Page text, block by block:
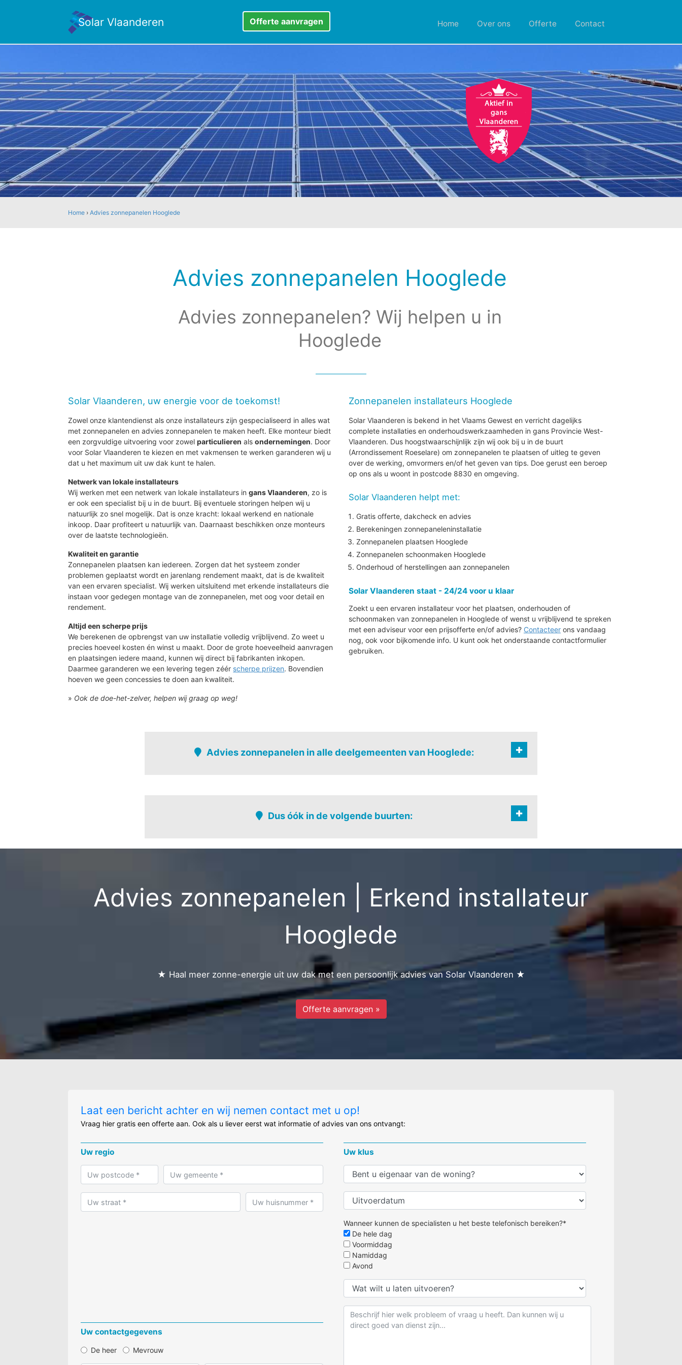
Solar Vlaanderen Offerte aanvragen Home Over ons Offerte Contact
Home ›Advies zonnepanelen Hooglede
Advies zonnepanelen Hooglede
Advies zonnepanelen? Wij helpen u in
Hooglede
Solar Vlaanderen, uw energie voor de toekomst!
Zowel onze klantendienst als onze installateurs zijn gespecialiseerd in alles wat
met zonnepanelen en advies zonnepanelen te maken heeft. Elke monteur biedt
een zorgvuldige uitvoering voor zowelparticulieren alsondernemingen. Door
voor Solar Vlaanderen te kiezen en met vakmensen te werken garanderen wij u
dat u het maximum uit uw dak kunt te halen.
Netwerk van lokale installateurs
Wij werken met een netwerk van lokale installateurs ingans Vlaanderen, zo is
er ook een specialist bij u in de buurt. Bij eventuele storingen helpen wij u
natuurlijk zo snel mogelijk. Dat is onze kracht: lokaal werkend en nationale
inkoop. Daar profiteert u natuurlijk van. Daarnaast beschikken onze monteurs
over de laatste technologieën.
Kwaliteit en garantie
Zonnepanelen plaatsen kan iedereen. Zorgen dat het systeem zonder
problemen geplaatst wordt en jarenlang rendement maakt, dat is de kwaliteit
van een ervaren specialist. Wij werken uitsluitend met erkende installateurs die
instaan voor gedegen montage van de zonnepanelen, met oog voor detail en
rendement.
Altijd een scherpe prijs
We berekenen de opbrengst van uw installatie volledig vrijblijvend. Zo weet u
precies hoeveel kosten én winst u maakt. Door de grote hoeveelheid aanvragen
en plaatsingen iedere maand, kunnen wij direct bij fabrikanten inkopen.
Daarmee garanderen we een levering tegen zéér scherpe prijzen. Bovendien
hoeven we geen concessies te doen aan kwaliteit.
» Ook de doe-het-zelver, helpen wij graag op weg!
Zonnepanelen installateurs Hooglede
Solar Vlaanderen is bekend in het Vlaams Gewest en verricht dagelijks
complete installaties en onderhoudswerkzaamheden in gans Provincie West-
Vlaanderen. Dus hoogstwaarschijnlijk zijn wij ook bij u in de buurt
(Arrondissement Roeselare) om zonnepanelen te plaatsen of uitleg te geven
over de werking, omvormers en/of het geven van tips. Doe gerust een beroep
op ons als u woont in postcode 8830 en omgeving.
Solar Vlaanderen helpt met:
Gratis offerte, dakcheck en advies
Berekeningen zonnepaneleninstallatie
Zonnepanelen plaatsen Hooglede
Zonnepanelen schoonmaken Hooglede
Onderhoud of herstellingen aan zonnepanelen
Solar Vlaanderen staat - 24/24 voor u klaar
Zoekt u een ervaren installateur voor het plaatsen, onderhouden of
schoonmaken van zonnepanelen in Hooglede of wenst u vrijblijvend te spreken
met een adviseur voor een prijsofferte en/of advies? Contacteer ons vandaag
nog, ook voor bijkomende info. U kunt ook het onderstaande contactformulier
gebruiken.
Advies zonnepanelen in alle deelgemeenten van Hooglede:
Dus óók in de volgende buurten:
Hazewind - volmerbeke
Lokkedijze
Onledenmolen
Advies zonnepanelen | Erkend installateur
Hooglede
★ Haal meer zonne-energie uit uw dak met een persoonlijk advies van Solar Vlaanderen ★
Offerte aanvragen »
Laat een bericht achter en wij nemen contact met u op!
Vraag hier gratis een offerte aan. Ook als u liever eerst wat informatie of advies van ons ontvangt:
Uw regio
Uw contactgegevens
De heer Mevrouw
Uw klus
Wanneer kunnen de specialisten u het beste telefonisch bereiken?*
De hele dag
Voormiddag
Namiddag
Avond